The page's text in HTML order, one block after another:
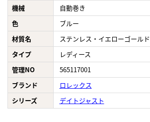
機械
自動巻き
色
ブルー
材質名
ステンレス・イエローゴールド
タイプ
レディース
管理NO
565117001
ブランド
ロレックス
シリーズ
デイトジャスト